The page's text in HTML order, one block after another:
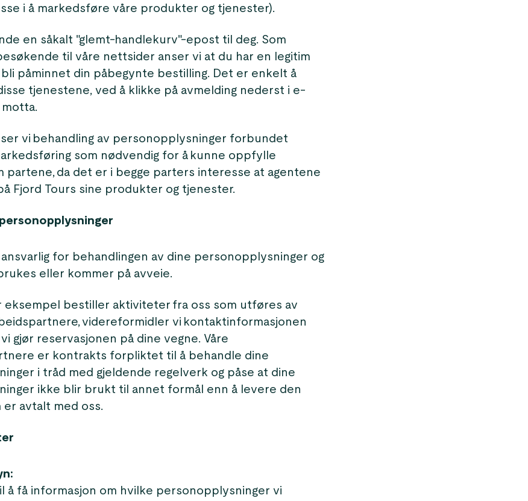
i å markedsføre våre produkter og tjenester).
en såkalt "glemt-handlekurv"-epost til deg. Som
til våre nettsider anser vi at du har en legitim
påminnet din påbegynte bestilling. Det er enkelt å
tjenestene, ved å klikke på avmelding nederst i e-
vi behandling av personopplysninger forbundet
som nødvendig for å kunne oppfylle
partene, da det er i begge parters interesse at agentene
Fjord Tours sine produkter og tjenester.
ansvarlig for behandlingen av dine personopplysninger og
eller kommer på avveie.
eksempel bestiller aktiviteter fra oss som utføres av
videreformidler vi kontaktinformasjonen
gjør reservasjonen på dine vegne. Våre
er kontrakts forpliktet til å behandle dine
i tråd med gjeldende regelverk og påse at dine
ikke blir brukt til annet formål enn å levere den
avtalt med oss.
å få informasjon om hvilke personopplysninger vi